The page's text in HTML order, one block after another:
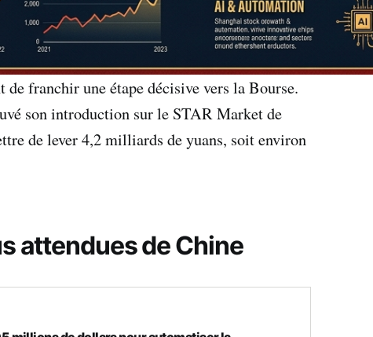
franchir une étape décisive vers la Bourse.
son introduction sur le STAR Market de
de lever 4,2 milliards de yuans, soit environ
attendues de Chine